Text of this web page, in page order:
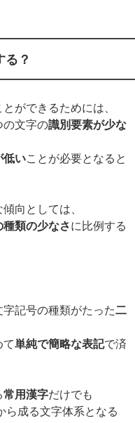
る？
ができるためには、
の文字の識別要素が少な
低いことが必要となると
向としては、
種類の少なさに比例する
記号の種類がたった二
て単純で簡略な表記で済
常用漢字だけでも
ら成る文字体系となる